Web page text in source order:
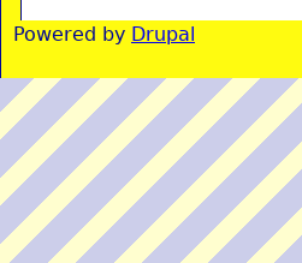
Powered by Drupal